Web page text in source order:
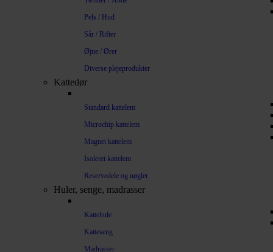
Pels / Hud
Sår / Rifter
Øjne / Ører
Diverse plejeprodukter
Kattedør
Standard kattelem
Microchip kattelem
Magnet kattelem
Isoleret kattelem
Reservedele og nøgler
Huler, senge, madrasser
Kattehule
Katteseng
Madrasser